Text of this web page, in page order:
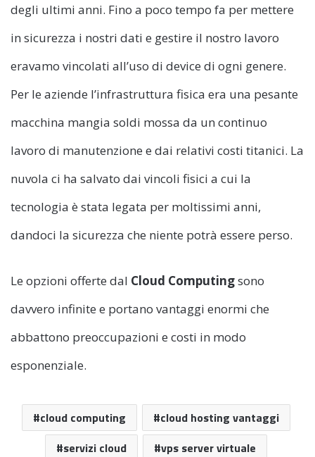
degli ultimi anni. Fino a poco tempo fa per mettere
in sicurezza i nostri dati e gestire il nostro lavoro
eravamo vincolati all’uso di device di ogni genere.
Per le aziende l’infrastruttura fisica era una pesante
macchina mangia soldi mossa da un continuo
lavoro di manutenzione e dai relativi costi titanici. La
nuvola ci ha salvato dai vincoli fisici a cui la
tecnologia è stata legata per moltissimi anni,
dandoci la sicurezza che niente potrà essere perso.
Le opzioni offerte dal Cloud Computingsono
davvero infinite e portano vantaggi enormi che
abbattono preoccupazioni e costi in modo
esponenziale.
cloud computing
cloud hosting vantaggi
servizi cloud
vps server virtuale